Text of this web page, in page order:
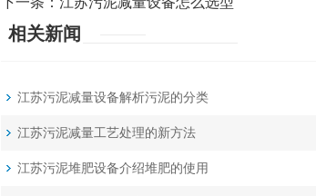
相关新闻
江苏污泥减量设备解析污泥的分类
江苏污泥减量工艺处理的新方法
江苏污泥堆肥设备介绍堆肥的使用